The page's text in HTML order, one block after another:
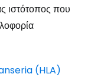
ιστότοπος που
(HLA)